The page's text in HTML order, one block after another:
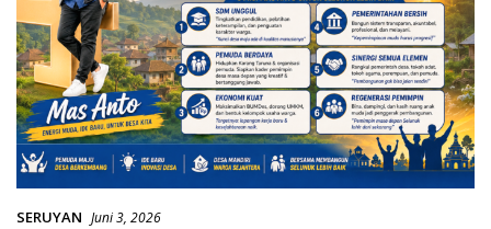
SERUYAN Juni 3, 2026